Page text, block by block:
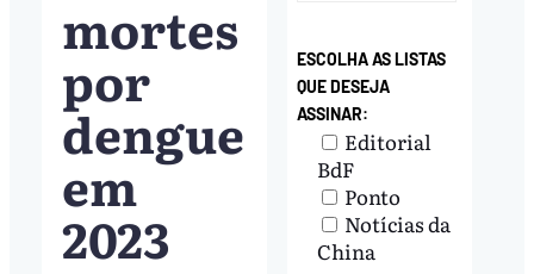
mortes
por
dengue
em
2023
ESCOLHA AS LISTAS
QUE DESEJA
ASSINAR:
Editorial
BdF
Ponto
Notícias da
China